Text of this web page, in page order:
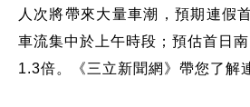
人次將帶來大量車潮，預期連假
車流集中於上午時段；預估首日
1.3倍。《三立新聞網》帶您了解